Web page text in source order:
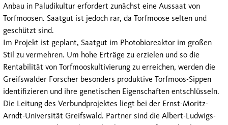
Anbau in Paludikultur erfordert zunächst eine Aussaat von
Torfmoosen. Saatgut ist jedoch rar, da Torfmoose selten und
geschützt sind.
Im Projekt ist geplant, Saatgut im Photobioreaktor im großen
Stil zu vermehren. Um hohe Erträge zu erzielen und so die
Rentabilität von Torfmooskultivierung zu erreichen, werden die
Greifswalder Forscher besonders produktive Torfmoos-Sippen
identifizieren und ihre genetischen Eigenschaften entschlüsseln.
Die Leitung des Verbundprojektes liegt bei der Ernst-Moritz-
Arndt-Universität Greifswald. Partner sind die Albert-Ludwigs-